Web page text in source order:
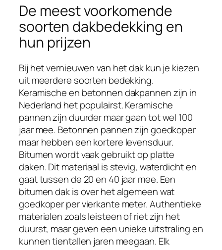
De meest voorkomende
soorten dakbedekking en
hun prijzen
Bij het vernieuwen van het dak kun je kiezen
uit meerdere soorten bedekking.
Keramische en betonnen dakpannen zijn in
Nederland het populairst. Keramische
pannen zijn duurder maar gaan tot wel 100
jaar mee. Betonnen pannen zijn goedkoper
maar hebben een kortere levensduur.
Bitumen wordt vaak gebruikt op platte
daken. Dit materiaal is stevig, waterdicht en
gaat tussen de 20 en 40 jaar mee. Een
bitumen dak is over het algemeen wat
goedkoper per vierkante meter. Authentieke
materialen zoals leisteen of riet zijn het
duurst, maar geven een unieke uitstraling en
kunnen tientallen jaren meegaan. Elk